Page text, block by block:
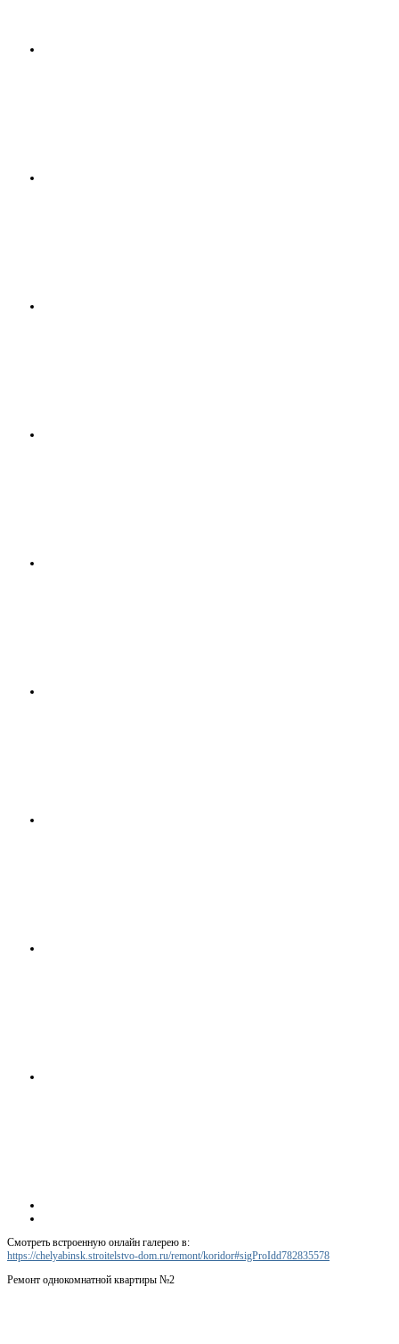
Смотреть встроенную онлайн галерею в:
https://chelyabinsk.stroitelstvo-dom.ru/remont/koridor#sigProIdd782835578
Ремонт однокомнатной квартиры №2